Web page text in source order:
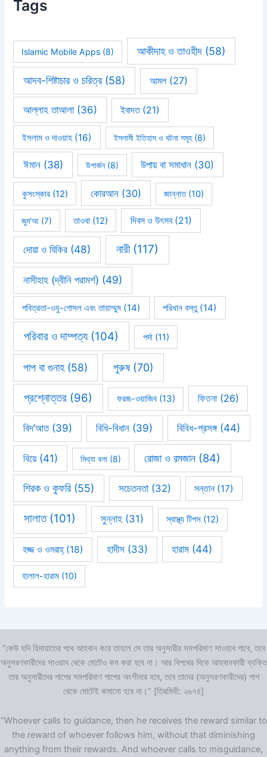
Tags
Islamic Mobile Apps (8) আকীদাহ ও তাওহীদ(58)
আদব-শিষ্টাচার ও চরিত্র(58) আমল(27)
আল্লাহ তাআলা(36) ইবাদত(21)
ইসলাম ও দাওয়াহ (16) ইসলামী ইতিহাস ও ঘটনা সমূহ(8)
ঈমান(38) উপার্জন(8) উপায় বা সমাধান (30)
কুসংস্কার(12) কোরআন (30) জান্নাত(10)
জুম'আ (7) তাওবা (12) দিবস ও উৎসব(21)
দোয়া ও যিকির (48) নারী(117)
নাসীহাহ (দ্বীনি পরামর্শ) (49)
পবিত্রতা-ওযু-গোসল এবং তায়াম্মুম (14) পরিধান বস্তু(14)
পরিবার ও দাম্পত্য(104) পর্দা(11)
পাপ বা গুনাহ(58) পুরুষ(70)
প্রশ্নোত্তর (96) ফরজ-ওয়াজিব(13) ফিতনা(26)
বিদ’আত(39) বিধি-বিধান (39) বিবিধ-প্রসঙ্গ(44)
বিয়ে(41) মিথ্যা বলা(8) রোজা ও রমজান (84)
শিরক ও কুফরি(55) সচেতনতা(32) সন্তান(17)
সালাত(101) সুন্নাহ (31) স্বাস্থ্য টিপস (12)
হজ্জ ও ওমরাহ্‌(18) হাদীস(33) হারাম (44)
হালাল-হারাম(10)
“কেউ যদি হিদায়াতের পথে আহবান করে তাহলে সে তার অনুসারীর সমপরিমাণ সাওয়াব পাবে, তবে
অনুসরণকারীদের সাওয়াব থেকে মোটেও কম করা হবে না। আর বিপথের দিকে আহবানকারী ব্যক্তি
তার অনুসারীদের পাপের সমপরিমাণ পাপের অংশীদার হবে, তবে তাদের (অনুসরণকারীদের) পাপ
থেকে মোটেই কমানো হবে না।” [তিরমিযী: ২৬৭৪]
“Whoever calls to guidance, then he receives the reward similar to
the reward of whoever follows him, without that diminishing
anything from their rewards. And whoever calls to misguidance,